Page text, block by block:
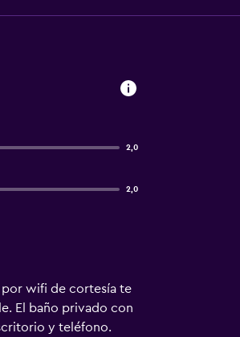
2,0
2,0
por wifi de cortesía te
El baño privado con
y teléfono.